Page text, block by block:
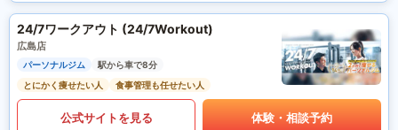
24/7ワークアウト (24/7Workout)
広島店
パーソナルジム
駅から車で8分
とにかく痩せたい人
食事管理も任せたい人
公式サイトを見る 体験・相談予約